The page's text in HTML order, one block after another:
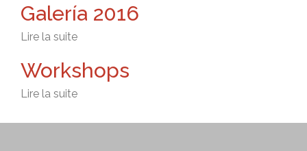
Galería 2016
Lire la suite
Workshops
Lire la suite